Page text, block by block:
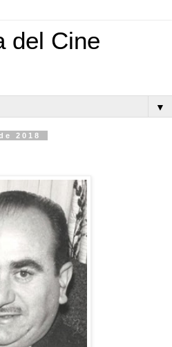
del Cine
▼
2018